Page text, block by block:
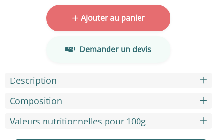
Ajouter au panier
Demander un devis
Description
Composition
Valeurs nutritionnelles pour 100g